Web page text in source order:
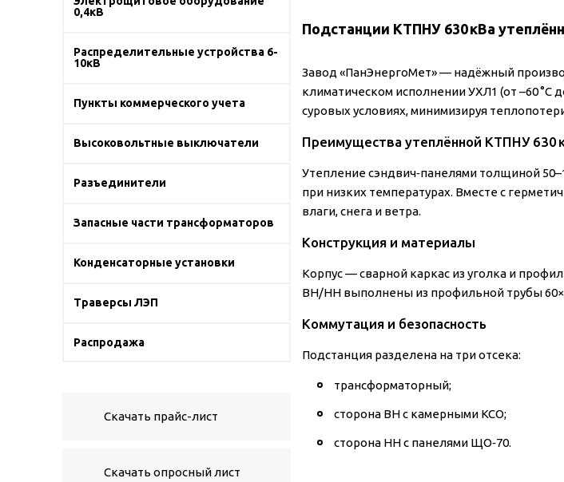
0,4кВ
Распределительные устройства 6-
10кВ
Пункты коммерческого учета
Высоковольтные выключатели
Разъединители
Запасные части трансформаторов
Конденсаторные установки
Траверсы ЛЭП
Распродажа
Скачать прайс-лист
Скачать опросный лист
Подстанции КТПНУ 630 кВа
Завод «ПанЭнергоМет» — надёжный
климатическом исполнении УХЛ1 (от –60 °C
суровых условиях, минимизируя
Преимущества утеплённой КТПНУ 630
Утепление сэндвич‑панелями толщиной
при низких температурах. Вместе с
влаги, снега и ветра.
Конструкция и материалы
Корпус — сварной каркас из уголка и
ВН/НН выполнены из профильной трубы
Коммутация и безопасность
Подстанция разделена на три отсека:
трансформаторный;
сторона ВН с камерными КСО;
сторона НН с панелями ЩО‑70.